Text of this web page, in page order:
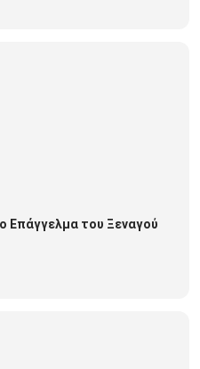
Επάγγελμα του Ξεναγού